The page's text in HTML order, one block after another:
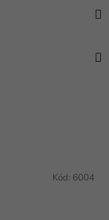
Kód: 6004